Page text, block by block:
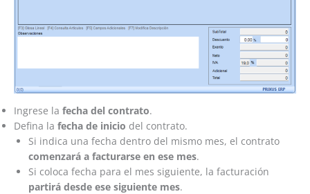
Ingrese la fecha del contrato.
Defina la fecha de inicio del contrato.
Si indica una fecha dentro del mismo mes, el contrato
comenzará a facturarse en ese mes.
Si coloca fecha para el mes siguiente, la facturación
partirá desde ese siguiente mes.